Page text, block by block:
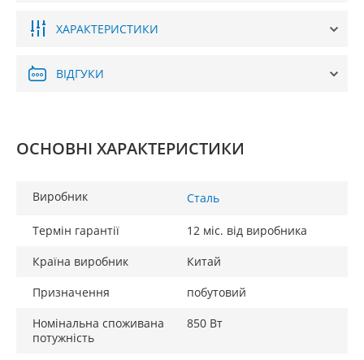
ХАРАКТЕРИСТИКИ
ВІДГУКИ
ОСНОВНІ ХАРАКТЕРИСТИКИ
Виробник Сталь
Термін гарантії
12 міс. від виробника
Країна виробник
Китай
Призначення
побутовий
Номінальна споживана
потужність
850 Вт